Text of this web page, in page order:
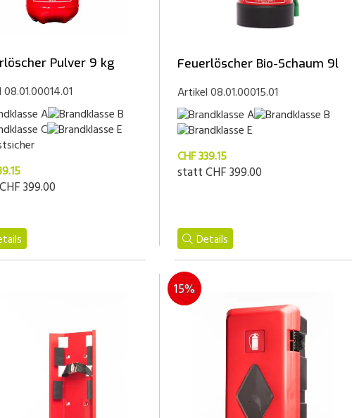
Pulver 9 kg
CHF 399.00
Feuerlöscher Bio-Schaum 9l
Artikel 08.01.00015.01
CHF 339.15
stattCHF 399.00
Details
15%